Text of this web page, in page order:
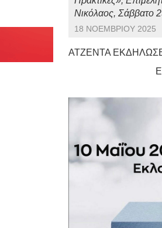
Νικόλαος, Σάββατο
18 ΝΟΕΜΒΡΊΟΥ 2025
ΑΤΖΕΝΤΑ